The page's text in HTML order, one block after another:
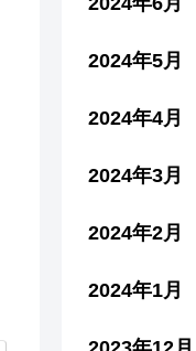
2024年5月
2024年4月
2024年3月
2024年2月
2024年1月